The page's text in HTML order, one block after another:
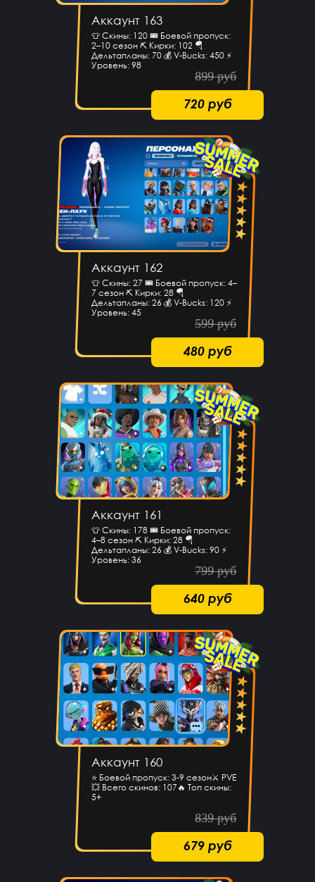
Аккаунт 163
👕 Скины: 120 🎟 Боевой пропуск:
2–10 сезон ⛏ Кирки: 102 🪂
Дельтапланы: 70 💰 V-Bucks: 450 ⚡
Уровень: 98
899 руб
720 руб
Аккаунт 162
👕 Скины: 27 🎟 Боевой пропуск: 4–
7 сезон ⛏ Кирки: 28 🪂
Дельтапланы: 26 💰 V-Bucks: 120 ⚡
Уровень: 45
599 руб
480 руб
Аккаунт 161
👕 Скины: 178 🎟 Боевой пропуск:
4–8 сезон ⛏ Кирки: 28 🪂
Дельтапланы: 26 💰 V-Bucks: 90 ⚡
Уровень: 36
799 руб
640 руб
Аккаунт 160
⭐️ Боевой пропуск: 3-9 сезон⚔️ PVE
💥 Всего скинов: 107🔥 Топ скины:
5+
839 руб
679 руб